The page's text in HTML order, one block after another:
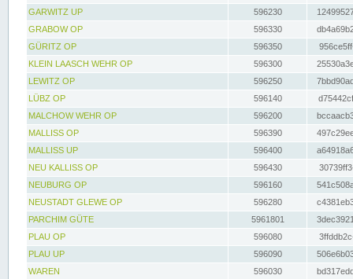
GARWITZ UP
596230
GRABOW OP
596330
GÜRITZ OP
596350
KLEIN LAASCH WEHR OP
596300
LEWITZ OP
596250
LÜBZ OP
596140
MALCHOW WEHR OP
596200
MALLISS OP
596390
MALLISS UP
596400
NEU KALLISS OP
596430
NEUBURG OP
596160
NEUSTADT GLEWE OP
596280
PARCHIM GÜTE
5961801
PLAU OP
596080
PLAU UP
596090
WAREN
596030